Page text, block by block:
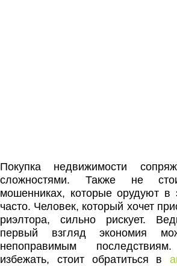
Покупка недвижимости
сложностями. Также не
мошенниках, которые орудуют в
часто. Человек, который хочет
риэлтора, сильно рискует.
первый взгляд экономия
непоправимым
избежать, стоит обратиться в